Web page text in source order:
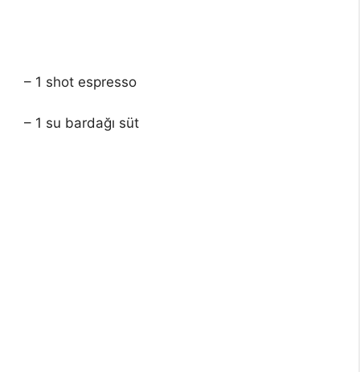
– 1 shot espresso
– 1 su bardağı süt